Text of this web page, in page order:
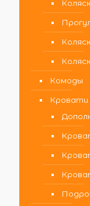
Комоды
Кровати